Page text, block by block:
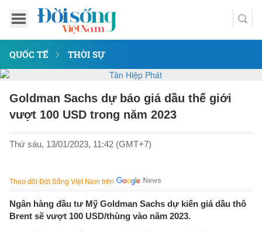
QUỐC TẾ THỜI SỰ
Goldman Sachs dự báo giá dầu thế giới
vượt 100 USD trong năm 2023
Thứ sáu, 13/01/2023, 11:42 (GMT+7)
Theo dõi Đời Sống Việt Nam trên
Ngân hàng đầu tư Mỹ Goldman Sachs dự kiến giá ​​dầu thô
Brent sẽ vượt 100 USD/thùng vào năm 2023.